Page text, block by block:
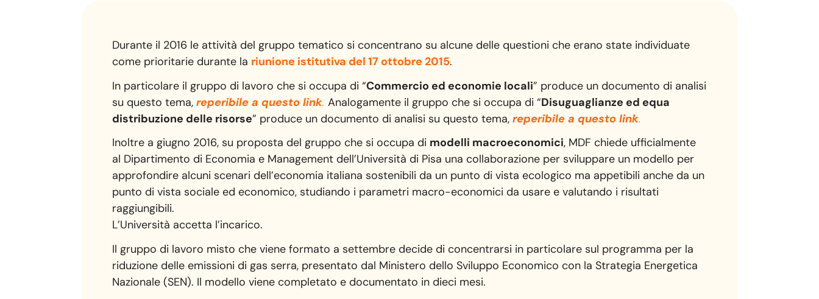
Durante il 2016 le attività del gruppo tematico si concentrano su alcune delle questioni che erano state individuate
come prioritarie durante la riunione istitutiva del 17 ottobre 2015.
In particolare il gruppo di lavoro che si occupa di “Commercio ed economie locali” produce un documento di analisi
su questo tema,reperibile a questo link. Analogamente il gruppo che si occupa di “Disuguaglianze ed equa
distribuzione delle risorse” produce un documento di analisi su questo tema,reperibile a questo link.
Inoltre a giugno 2016, su proposta del gruppo che si occupa di modelli macroeconomici, MDF chiede ufficialmente
al Dipartimento di Economia e Management dell’Università di Pisa una collaborazione per sviluppare un modello per
approfondire alcuni scenari dell’economia italiana sostenibili da un punto di vista ecologico ma appetibili anche da un
punto di vista sociale ed economico, studiando i parametri macro-economici da usare e valutando i risultati
raggiungibili.
L’Università accetta l’incarico.
Il gruppo di lavoro misto che viene formato a settembre decide di concentrarsi in particolare sul programma per la
riduzione delle emissioni di gas serra, presentato dal Ministero dello Sviluppo Economico con la Strategia Energetica
Nazionale (SEN). Il modello viene completato e documentato in dieci mesi.